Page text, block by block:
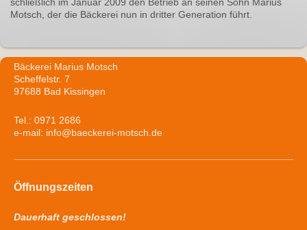
Motsch, der die Bäckerei nun in dritter Generation führt.
Bäckerei Marius Motsch
Scheffelstr. 7
97688 Bad Kissingen
Tel.: 0971 2686
e-mail: info@baeckerei-motsch.de
Öffnungszeiten
Dauerhaft geschlossen!